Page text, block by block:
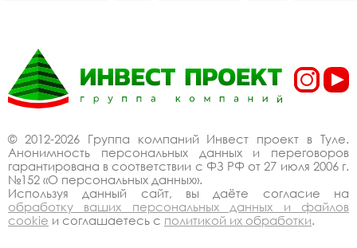
Вашему проекту.
Спецпредложение от
приствольные решетки
для дерева квадратные
и круглые купить со
скидкой
© 2012-2026 Группа компаний Инвест проект в Туле.
Анонимность персональных данных и переговоров
гарантирована в соответствии с ФЗ РФ от 27 июля 2006 г.
№152 «О персональных данных».
Используя данный сайт, вы даёте согласие на
обработку ваших персональных данных и файлов
cookie и соглашаетесь с политикой их обработки